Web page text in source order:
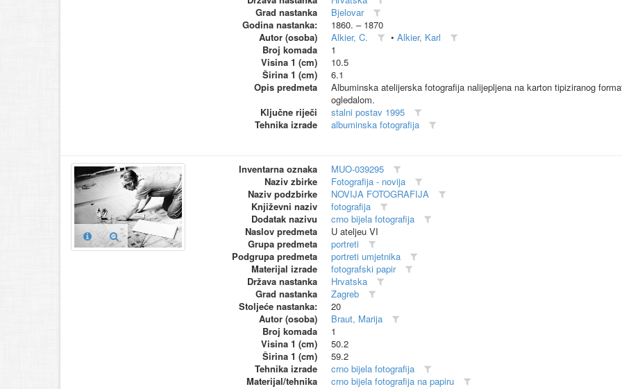
Grad nastanka
Bjelovar
Godina nastanka:
1860. – 1870
Autor (osoba)
Alkier, C. • Alkier, Karl
Broj komada
1
Visina 1 (cm)
10.5
Širina 1 (cm)
6.1
Opis predmeta
Albuminska atelijerska fotografija nalijepljena na karton tipiziranog
ogledalom.
Ključne riječi
stalni postav 1995
Tehnika izrade
albuminska fotografija
Inventarna oznaka
MUO-039295
Naziv zbirke
Fotografija - novija
Naziv podzbirke
NOVIJA FOTOGRAFIJA
Književni naziv
fotografija
Dodatak nazivu
crno bijela fotografija
Naslov predmeta
U ateljeu VI
Grupa predmeta
portreti
Podgrupa predmeta
portreti umjetnika
Materijal izrade
fotografski papir
Država nastanka
Hrvatska
Grad nastanka
Zagreb
Stoljeće nastanka:
20
Autor (osoba)
Braut, Marija
Broj komada
1
Visina 1 (cm)
50.2
Širina 1 (cm)
59.2
Tehnika izrade
crno bijela fotografija
Materijal/tehnika
crno bijela fotografija na papiru